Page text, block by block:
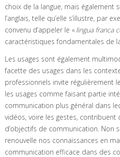
choix de la langue, mais également
l’anglais, telle qu’elle s’illustre, par
convenu d’appeler le « lingua franca
caractéristiques fondamentales de
Les usages sont également
facette des usages dans les
professionnels invite régulièrement
les usages comme faisant partie
communication plus général dans
vidéos, voire les gestes,
d’objectifs de communication. Non
renouvelle nos connaissances en
communication efficace dans des